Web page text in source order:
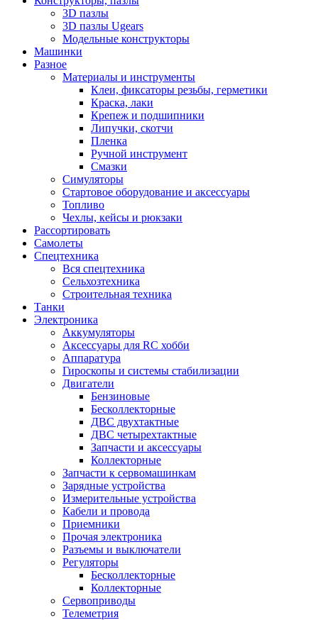
3D пазлы
3D пазлы Ugears
Модельные конструкторы
Машинки
Разное
Материалы и инструменты
Клеи, фиксаторы резьбы, герметики
Краска, лаки
Крепеж и подшипники
Липучки, скотчи
Пленка
Ручной инструмент
Смазки
Симуляторы
Стартовое оборудование и аксессуары
Топливо
Чехлы, кейсы и рюкзаки
Рассортировать
Самолеты
Спецтехника
Вся спецтехника
Сельхозтехника
Строительная техника
Танки
Электроника
Аккумуляторы
Аксессуары для RC хобби
Аппаратура
Гироскопы и системы стабилизации
Двигатели
Бензиновые
Бесколлекторные
ДВС двухтактные
ДВС четырехтактные
Запчасти и аксессуары
Коллекторные
Запчасти к сервомашинкам
Зарядные устройства
Измерительные устройства
Кабели и провода
Приемники
Прочая электроника
Разъемы и выключатели
Регуляторы
Бесколлекторные
Коллекторные
Сервоприводы
Телеметрия